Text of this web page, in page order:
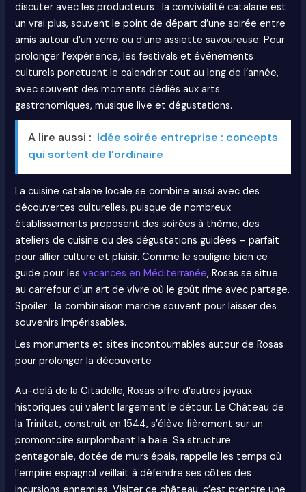
discuter avec les producteurs : la convivialité catalane est
un vrai plus, souvent le point de départ d’une soirée entre
amis autour d’un verre ou d’une assiette savoureuse. Pour
prolonger l’expérience, les festivals et événements
culturels ponctuent le calendrier tout au long de l’année,
avec souvent des moments dédiés aux arts
gastronomiques, musique live et dégustations.
A lire aussi : Idée soirée entreprise : concepts
qui sortent de l’ordinaire
La cuisine catalane locale se combine aussi avec des
découvertes culturelles, puisque de nombreux
établissements proposent des soirées à thème, des
ateliers de cuisine ou des dégustations guidées – parfait
pour allier culture et plaisir. Comme le souligne bien ce
guide pour lesvacances en Méditerranée, Rosas se situe
au carrefour d’un art de vivre où le goût rime avec partage.
Spoiler : la combinaison marche souvent pour laisser des
souvenirs impérissables.
Les monuments et sites incontournables autour de Rosas
pour prolonger la découverte
Au-delà de la Citadelle, Rosas offre d’autres joyaux
historiques qui valent largement le détour. Le Château de
la Trinitat, construit en 1544, s’élève fièrement sur un
promontoire surplombant la baie. Sa structure
pentagonale, dotée de murs épais, rappelle les temps où
l’empire espagnol veillait à défendre ses côtes des